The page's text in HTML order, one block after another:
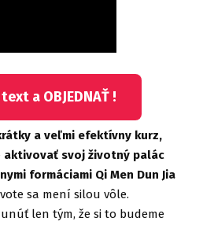
a OBJEDNAŤ !
a veľmi efektívny kurz,
aktivovať svoj životný palác
formáciami Qi Men Dun Jia
sa mení silou vôle.
len tým, že si to budeme